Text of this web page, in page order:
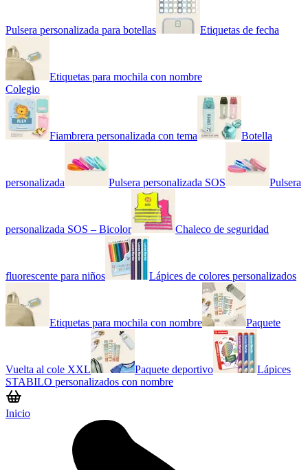
Pulsera personalizada para botellas Etiquetas de fecha
Etiquetas para mochila con nombre
Colegio
Fiambrera personalizada con tema Botella
personalizada Pulsera personalizada SOS Pulsera
personalizada SOS – Bicolor Chaleco de seguridad
fluorescente para niños Lápices de colores personalizados
Etiquetas para mochila con nombre Paquete
Vuelta al cole XXL Paquete deportivo
Lápices
STABILO personalizados con nombre
Inicio